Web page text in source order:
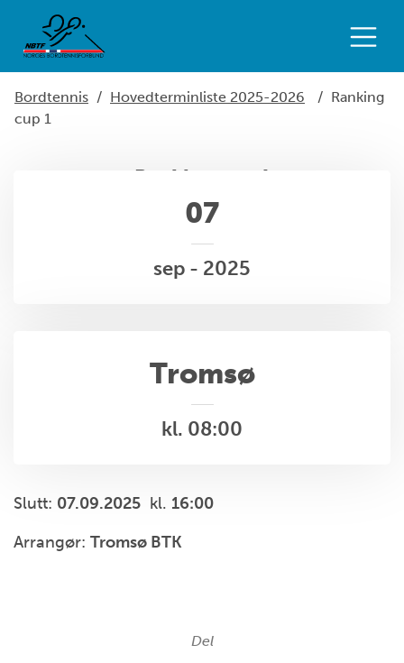
Bordtennis / Hovedterminliste 2025-2026 / Ranking
cup 1
Ranking cup 1
07
sep - 2025
Tromsø
kl. 08:00
Slutt: 07.09.2025 kl. 16:00
Arrangør: Tromsø BTK
Del